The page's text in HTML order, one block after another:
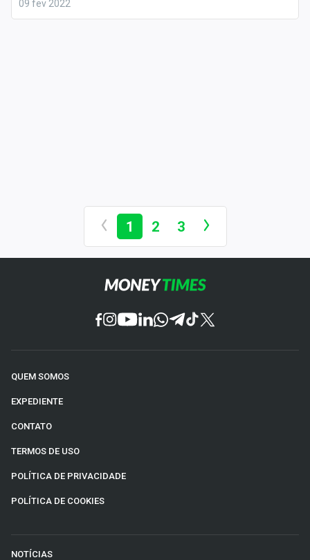
09 fev 2022
1 2 3
QUEM SOMOS
EXPEDIENTE
CONTATO
TERMOS DE USO
POLÍTICA DE PRIVACIDADE
POLÍTICA DE COOKIES
NOTÍCIAS